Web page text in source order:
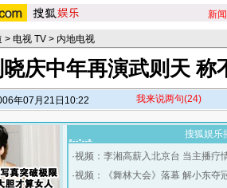
新闻
> 电视 TV > 内地电视
庆中年再演武则天 称
年07月21日10:22 我来说两句(24)
搜狐娱乐
·视频：李湘高薪入北京台 当主播疗
·视频：《舞林大会》落幕 解小东夺